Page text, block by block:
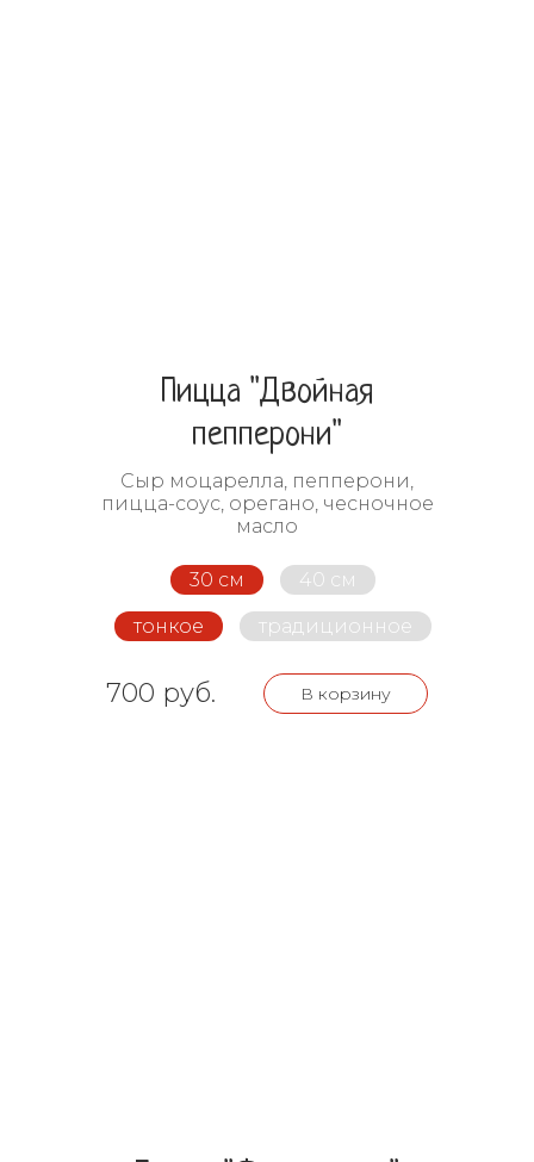
Пицца "Двойная
пепперони"
Сыр моцарелла, пепперони,
пицца-соус, орегано, чесночное
масло
30 см 40 см
тонкое традиционное
700 руб. В корзину